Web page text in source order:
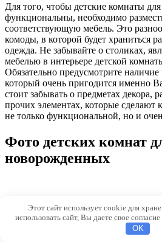
Для того, чтобы детские комнаты
функциональны, необходимо
соответствующую мебель. Это
комоды, в которой будет храниться
одежда. Не забывайте о столиках,
мебелью в интерьере детской
Обязательно предусмотрите
который очень пригодится именно
стоит забывать о предметах декора,
прочих элементах, которые сделают
не только функциональной, но и
Фото детских комнат
новорожденных
© 2026 Inhomes.ru
Этот сайт использует cookie для
использовать сайт, Вы даете свое
OK